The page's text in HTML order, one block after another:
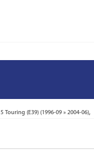
5 Touring (E39) (1996-09 » 2004-06),